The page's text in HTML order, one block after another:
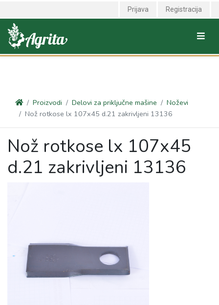
<link rel="canonical" href="https://agrita.rs/proizvodi/delovi-za-
prikljucne-masine/nozevi-rotkose/noz-rotkose-lx-107x45-d21-
zakrivljeni-13136" />
Prijava Registracija
Proizvodi Delovi za priključne mašine
Noževi
Nož rotkose lx 107x45 d.21 zakrivljeni 13136
Nož rotkose lx 107x45
d.21 zakrivljeni 13136